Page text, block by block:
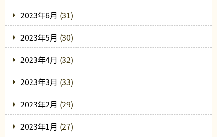
2023年6月 (31)
2023年5月 (30)
2023年4月 (32)
2023年3月 (33)
2023年2月 (29)
2023年1月 (27)